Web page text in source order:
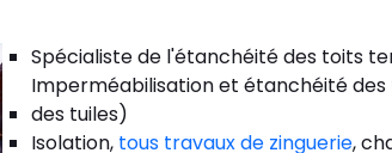
Spécialiste de l'étanchéité des toits
Imperméabilisation et étanchéité
des tuiles)
Isolation, tous travaux de zinguerie,